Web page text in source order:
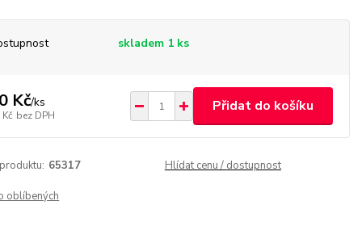
skladem 1 ks
Kč/ks
bez DPH
Přidat do košíku
65317 Hlídat cenu / dostupnost
oblíbených